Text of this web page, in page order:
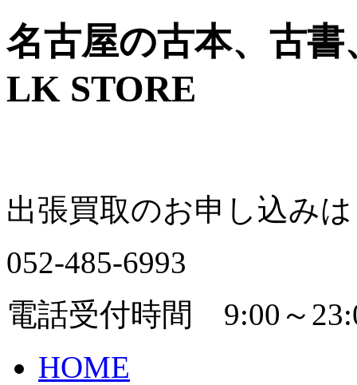
名古屋の古本、古
LK STORE
出張買取のお申し込みは
052-485-6993
電話受付時間 9:00～
HOME